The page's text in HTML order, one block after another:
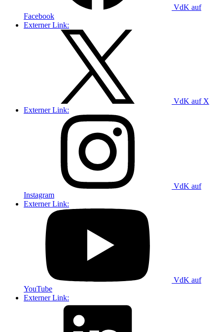
VdK auf
Facebook
Externer Link:
VdK auf X
Externer Link:
VdK auf
Instagram
Externer Link:
VdK auf
YouTube
Externer Link: